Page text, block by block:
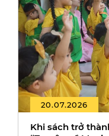
20.07.2026
Khi sách trở